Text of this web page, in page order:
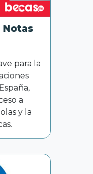
Notas
para la
a
y la